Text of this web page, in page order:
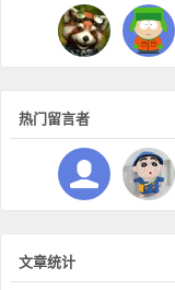
热门留言者
文章统计